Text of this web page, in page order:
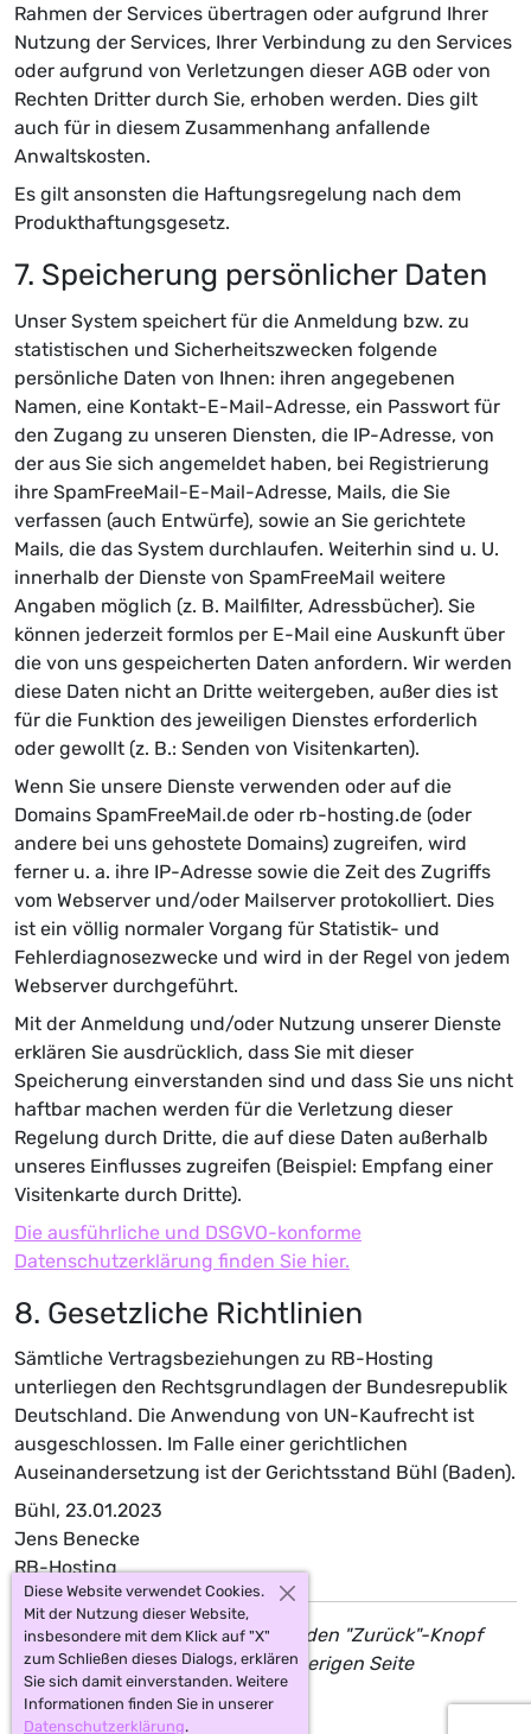
Rahmen der Services übertragen oder aufgrund Ihrer
Nutzung der Services, Ihrer Verbindung zu den Services
oder aufgrund von Verletzungen dieser AGB oder von
Rechten Dritter durch Sie, erhoben werden. Dies gilt
auch für in diesem Zusammenhang anfallende
Anwaltskosten.
Es gilt ansonsten die Haftungsregelung nach dem
Produkthaftungsgesetz.
7. Speicherung persönlicher Daten
Unser System speichert für die Anmeldung bzw. zu
statistischen und Sicherheitszwecken folgende
persönliche Daten von Ihnen: ihren angegebenen
Namen, eine Kontakt-E-Mail-Adresse, ein Passwort für
den Zugang zu unseren Diensten, die IP-Adresse, von
der aus Sie sich angemeldet haben, bei Registrierung
ihre SpamFreeMail-E-Mail-Adresse, Mails, die Sie
verfassen (auch Entwürfe), sowie an Sie gerichtete
Mails, die das System durchlaufen. Weiterhin sind u. U.
innerhalb der Dienste von SpamFreeMail weitere
Angaben möglich (z. B. Mailfilter, Adressbücher). Sie
können jederzeit formlos per E-Mail eine Auskunft über
die von uns gespeicherten Daten anfordern. Wir werden
diese Daten nicht an Dritte weitergeben, außer dies ist
für die Funktion des jeweiligen Dienstes erforderlich
oder gewollt (z. B.: Senden von Visitenkarten).
Wenn Sie unsere Dienste verwenden oder auf die
Domains SpamFreeMail.de oder rb-hosting.de (oder
andere bei uns gehostete Domains) zugreifen, wird
ferner u. a. ihre IP-Adresse sowie die Zeit des Zugriffs
vom Webserver und/oder Mailserver protokolliert. Dies
ist ein völlig normaler Vorgang für Statistik- und
Fehlerdiagnosezwecke und wird in der Regel von jedem
Webserver durchgeführt.
Mit der Anmeldung und/oder Nutzung unserer Dienste
erklären Sie ausdrücklich, dass Sie mit dieser
Speicherung einverstanden sind und dass Sie uns nicht
haftbar machen werden für die Verletzung dieser
Regelung durch Dritte, die auf diese Daten außerhalb
unseres Einflusses zugreifen (Beispiel: Empfang einer
Visitenkarte durch Dritte).
Die ausführliche und DSGVO-konforme
Datenschutzerklärung finden Sie hier.
8. Gesetzliche Richtlinien
Sämtliche Vertragsbeziehungen zu RB-Hosting
unterliegen den Rechtsgrundlagen der Bundesrepublik
Deutschland. Die Anwendung von UN-Kaufrecht ist
ausgeschlossen. Im Falle einer gerichtlichen
Auseinandersetzung ist der Gerichtsstand Bühl (Baden).
Bühl, 23.01.2023
Jens Benecke
RB-Hosting
Klicken Sie in Ihrem Browser auf den "Zurück"-Knopf
oderklicken Sie hier, um zur vorherigen Seite
zurückzukommen.
Diese Website verwendet Cookies.
Mit der Nutzung dieser Website,
insbesondere mit dem Klick auf "X"
zum Schließen dieses Dialogs, erklären
Sie sich damit einverstanden. Weitere
Informationen finden Sie in unserer
Datenschutzerklärung.